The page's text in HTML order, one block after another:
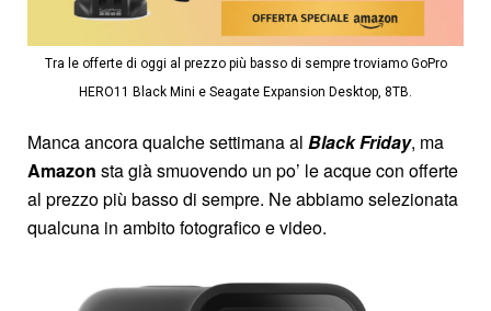
Tra le offerte di oggi al prezzo più basso di sempre troviamo GoPro
HERO11 Black Mini e Seagate Expansion Desktop, 8TB.
Manca ancora qualche settimana al Black Friday, ma
Amazon sta già smuovendo un po’ le acque con offerte
al prezzo più basso di sempre. Ne abbiamo selezionata
qualcuna in ambito fotografico e video.